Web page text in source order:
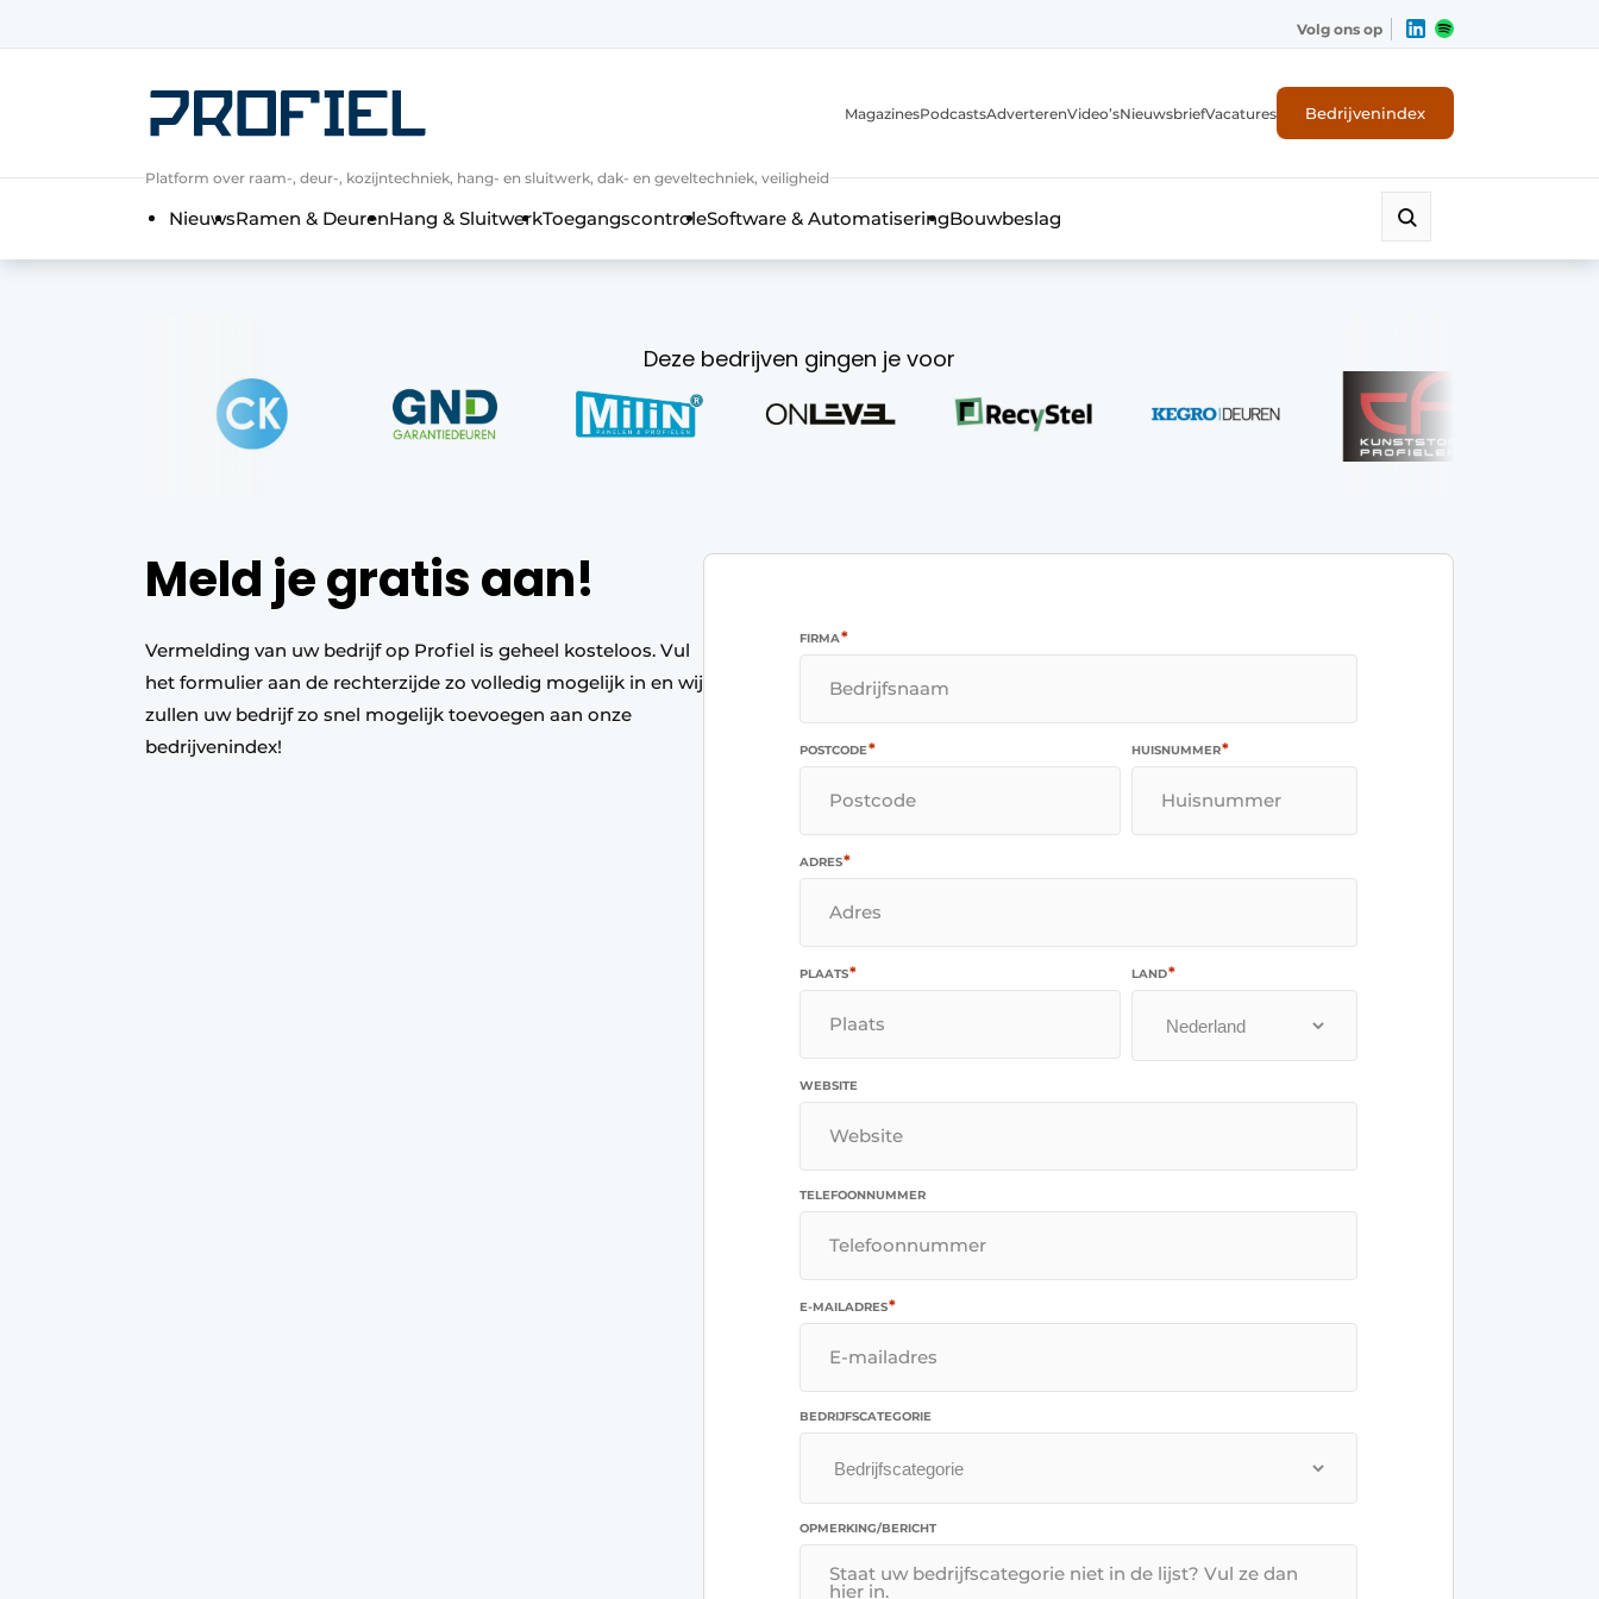
Algemene voorwaarden
Podcasts
Privacy / Cookie statement
Vacature aanmelden
Vacatures
Video’s
Werben
Volg ons op
Platform over raam-, deur-, kozijntechniek, hang- en sluitwerk, dak- en geveltechniek, veiligheid
MagazinesPodcastsAdverterenVideo’sNieuwsbriefVacatures Bedrijvenindex
NieuwsRamen & DeurenHang & SluitwerkToegangscontroleSoftware & AutomatiseringBouwbeslag
Deze bedrijven gingen je voor
Meld je gratis aan!
Vermelding van uw bedrijf op Profiel is geheel kosteloos. Vul
het formulier aan de rechterzijde zo volledig mogelijk in en wij
zullen uw bedrijf zo snel mogelijk toevoegen aan onze
bedrijvenindex!
FIRMA*
POSTCODE* HUISNUMMER*
ADRES*
PLAATS* LAND*
WEBSITE
TELEFOONNUMMER
E-MAILADRES*
BEDRIJFSCATEGORIE
OPMERKING/BERICHT